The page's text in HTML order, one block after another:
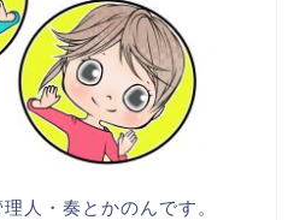
人・奏とかのんです。